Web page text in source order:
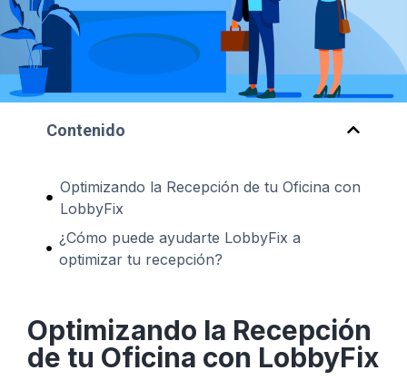
Contenido
Optimizando la Recepción de tu Oficina con
LobbyFix
¿Cómo puede ayudarte LobbyFix a
optimizar tu recepción?
Optimizando la Recepción
de tu Oficina con LobbyFix